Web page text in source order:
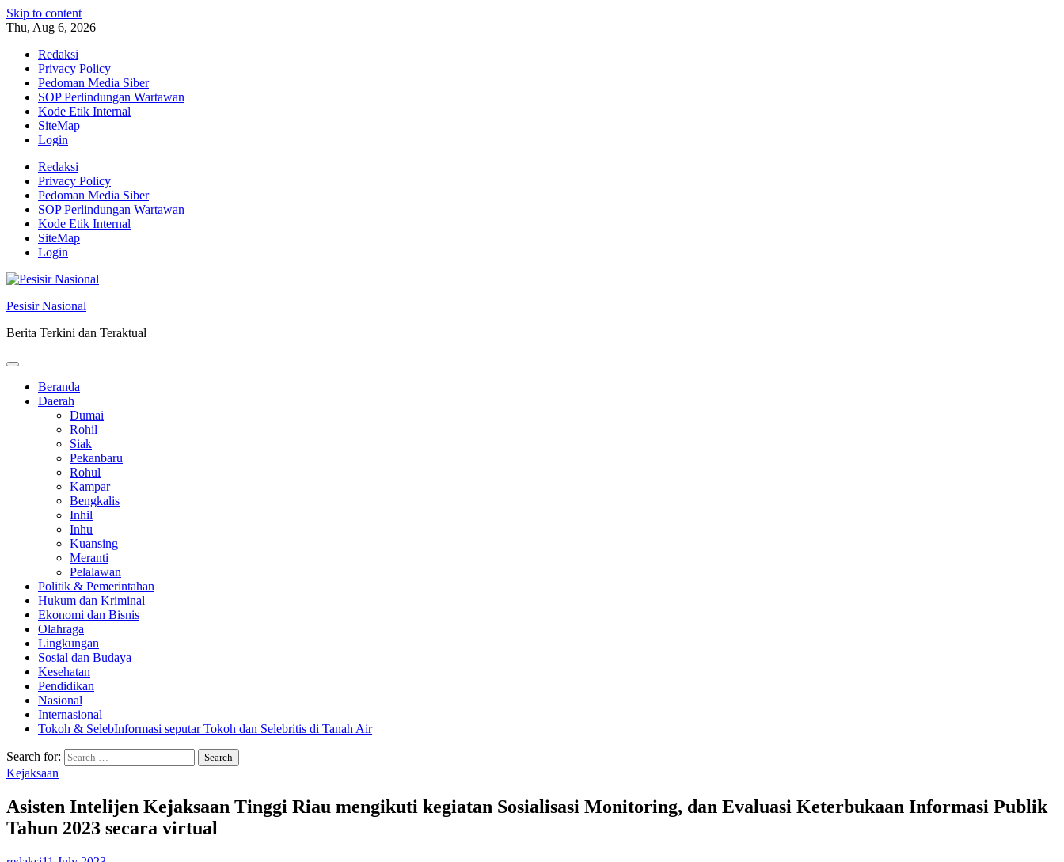
Skip to content
Thu, Aug 6, 2026
Redaksi
Privacy Policy
Pedoman Media Siber
SOP Perlindungan Wartawan
Kode Etik Internal
SiteMap
Login
Redaksi
Privacy Policy
Pedoman Media Siber
SOP Perlindungan Wartawan
Kode Etik Internal
SiteMap
Login
Pesisir Nasional
Berita Terkini dan Teraktual
Beranda
Daerah
Dumai
Rohil
Siak
Pekanbaru
Rohul
Kampar
Bengkalis
Inhil
Inhu
Kuansing
Meranti
Pelalawan
Politik & Pemerintahan
Hukum dan Kriminal
Ekonomi dan Bisnis
Olahraga
Lingkungan
Sosial dan Budaya
Kesehatan
Pendidikan
Nasional
Internasional
Tokoh & SelebInformasi seputar Tokoh dan Selebritis di Tanah Air
Search for:
Kejaksaan
Asisten Intelijen Kejaksaan Tinggi Riau mengikuti kegiatan Sosialisasi Monitoring, dan Evaluasi Keterbukaan Informasi Publik
Tahun 2023 secara virtual